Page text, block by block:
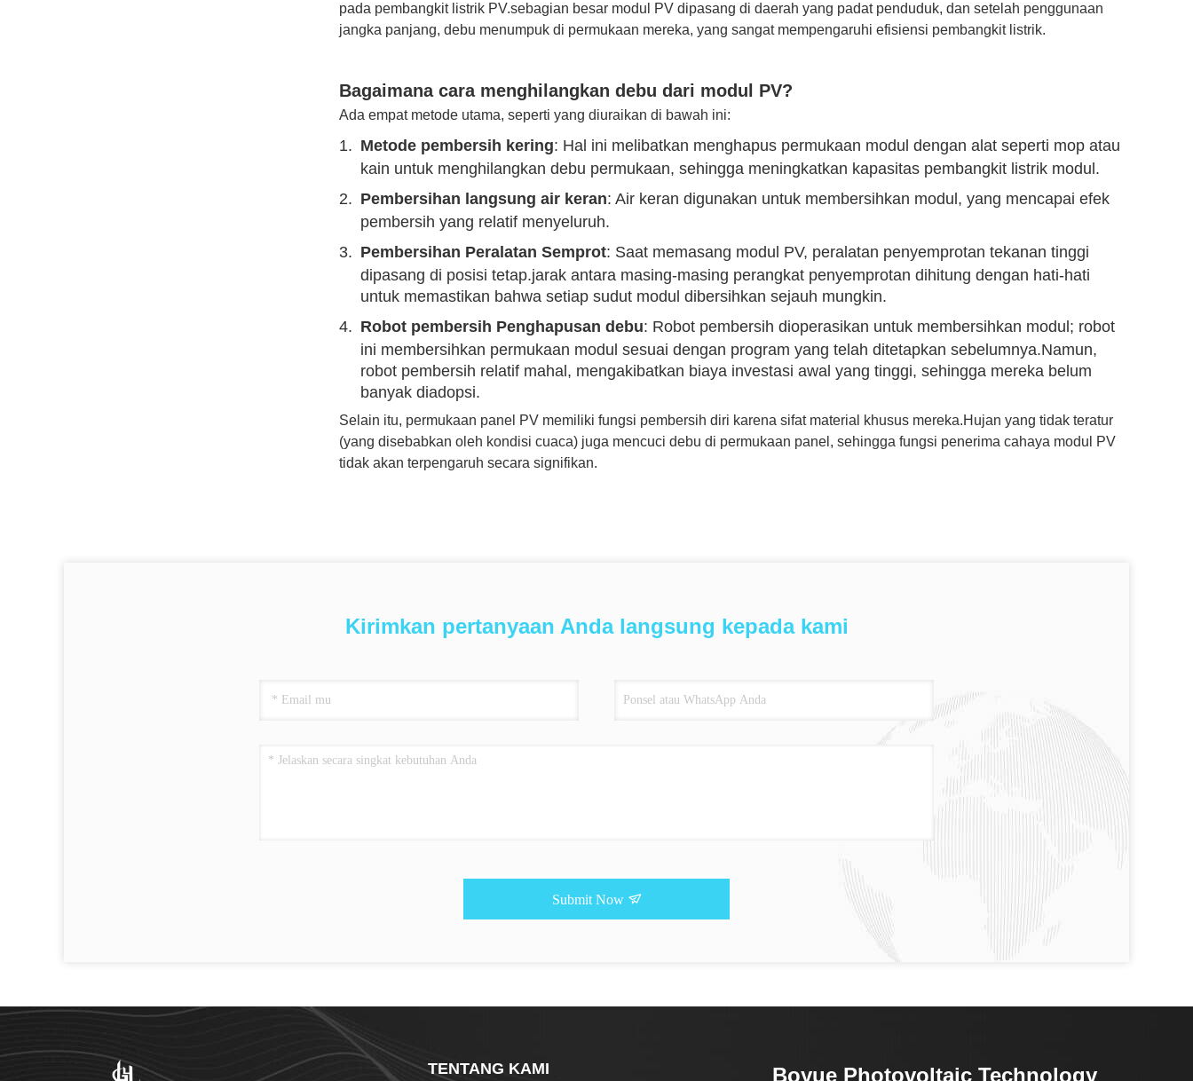
pada pembangkit listrik PV.sebagian besar modul PV dipasang di daerah yang padat penduduk, dan setelah penggunaan
jangka panjang, debu menumpuk di permukaan mereka, yang sangat mempengaruhi efisiensi pembangkit listrik.
Bagaimana cara menghilangkan debu dari modul PV?
Ada empat metode utama, seperti yang diuraikan di bawah ini:
Metode pembersih kering: Hal ini melibatkan menghapus permukaan modul dengan alat seperti mop atau
kain untuk menghilangkan debu permukaan, sehingga meningkatkan kapasitas pembangkit listrik modul.
Pembersihan langsung air keran: Air keran digunakan untuk membersihkan modul, yang mencapai efek
pembersih yang relatif menyeluruh.
Pembersihan Peralatan Semprot: Saat memasang modul PV, peralatan penyemprotan tekanan tinggi
dipasang di posisi tetap.jarak antara masing-masing perangkat penyemprotan dihitung dengan hati-hati
untuk memastikan bahwa setiap sudut modul dibersihkan sejauh mungkin.
Robot pembersih Penghapusan debu: Robot pembersih dioperasikan untuk membersihkan modul; robot
ini membersihkan permukaan modul sesuai dengan program yang telah ditetapkan sebelumnya.Namun,
robot pembersih relatif mahal, mengakibatkan biaya investasi awal yang tinggi, sehingga mereka belum
banyak diadopsi.
Selain itu, permukaan panel PV memiliki fungsi pembersih diri karena sifat material khusus mereka.Hujan yang tidak teratur
(yang disebabkan oleh kondisi cuaca) juga mencuci debu di permukaan panel, sehingga fungsi penerima cahaya modul PV
tidak akan terpengaruh secara signifikan.
Kirimkan pertanyaan Anda langsung kepada kami
Submit Now
TENTANG KAMI Boyue Photovoltaic Technology